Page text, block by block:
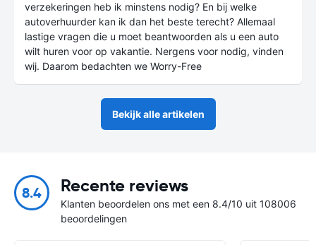
verzekeringen heb ik minstens nodig? En bij welke
autoverhuurder kan ik dan het beste terecht? Allemaal
lastige vragen die u moet beantwoorden als u een auto
wilt huren voor op vakantie. Nergens voor nodig, vinden
wij. Daarom bedachten we Worry-Free
Bekijk alle artikelen
8.4 Recente reviews
Klanten beoordelen ons met een 8.4/10 uit 108006
beoordelingen